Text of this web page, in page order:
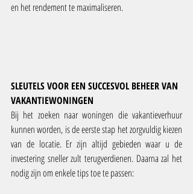
en het rendement te maximaliseren.
SLEUTELS VOOR EEN SUCCESVOL BEHEER VAN
VAKANTIEWONINGEN
Bij het zoeken naar woningen die vakantieverhuur
kunnen worden, is de eerste stap het zorgvuldig kiezen
van de locatie. Er zijn altijd gebieden waar u de
investering sneller zult terugverdienen. Daarna zal het
nodig zijn om enkele tips toe te passen: